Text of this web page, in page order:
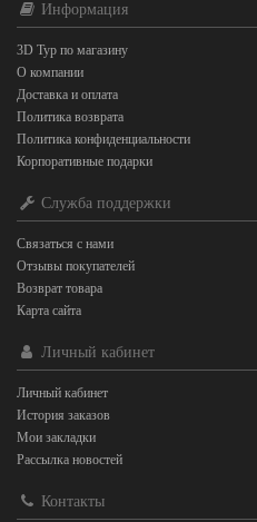
Информация
3D Тур по магазину
О компании
Доставка и оплата
Политика возврата
Политика конфиденциальности
Корпоративные подарки
Служба поддержки
Связаться с нами
Отзывы покупателей
Возврат товара
Карта сайта
Личный кабинет
Личный кабинет
История заказов
Мои закладки
Рассылка новостей
Контакты